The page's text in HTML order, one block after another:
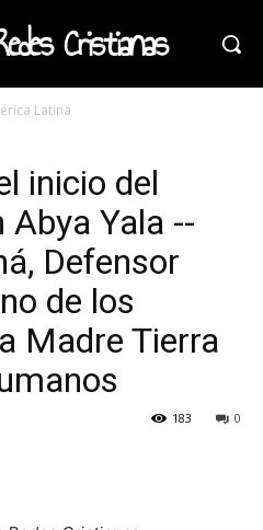
Cristianas
Latina
inicio del
Yala --
Defensor
de los
Madre Tierra
0
183